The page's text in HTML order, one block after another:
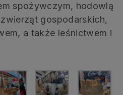
spożywczym, hodowlą
gospodarskich,
a także leśnictwem i